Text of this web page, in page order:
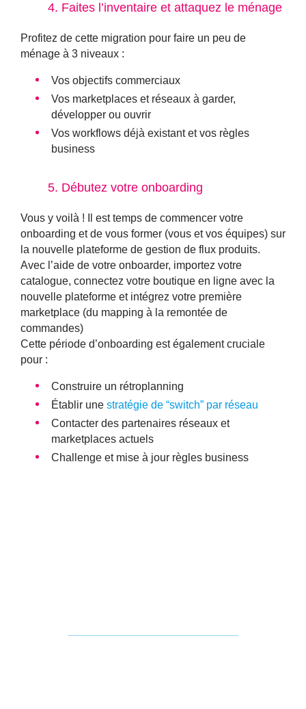
4. Faites l’inventaire et attaquez le ménage
Profitez de cette migration pour faire un peu de
ménage à 3 niveaux :
Vos objectifs commerciaux
Vos marketplaces et réseaux à garder,
développer ou ouvrir
Vos workflows déjà existant et vos règles
business
5. Débutez votre onboarding
Vous y voilà ! Il est temps de commencer votre
onboarding et de vous former (vous et vos équipes) sur
la nouvelle plateforme de gestion de flux produits.
Avec l’aide de votre onboarder, importez votre
catalogue, connectez votre boutique en ligne avec la
nouvelle plateforme et intégrez votre première
marketplace (du mapping à la remontée de
commandes)
Cette période d’onboarding est également cruciale
pour :
Construire un rétroplanning
Établir une stratégie de “switch” par réseau
Contacter des partenaires réseaux et
marketplaces actuels
Challenge et mise à jour règles business